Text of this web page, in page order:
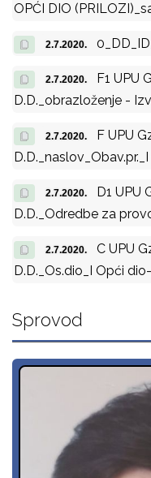
OPĆI DIO
2.7.2020.
2.7.2020.
F1 UPU
D.D._obrazloženje -
2.7.2020.
F UPU
2.7.2020.
D1 UPU
D.D._Odredbe za
2.7.2020.
C UPU
D.D._Os.dio_I Opći
Sprovod